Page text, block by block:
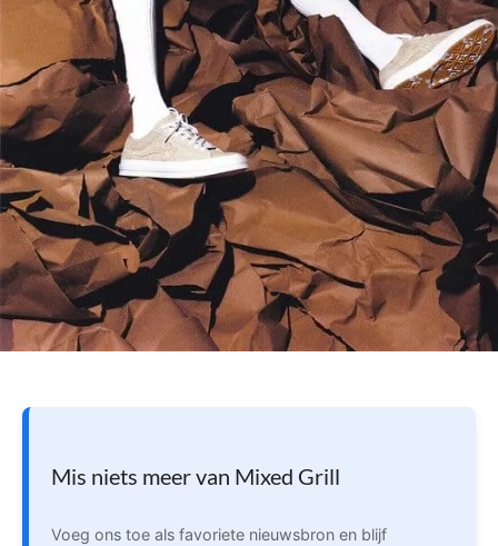
Mis niets meer van Mixed Grill
Voeg ons toe als favoriete nieuwsbron en blijf